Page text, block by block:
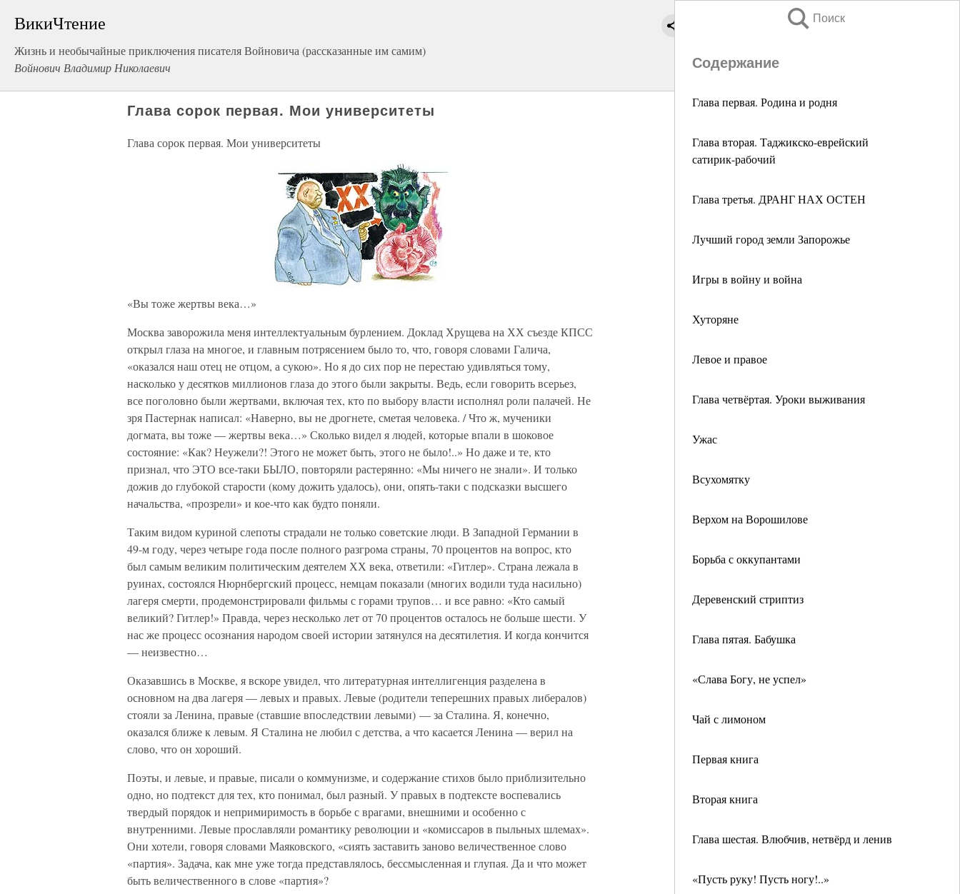
ВикиЧтение
Жизнь и необычайные приключения писателя Войновича (рассказанные им самим)
Войнович Владимир Николаевич
Поиск
Содержание
Глава первая. Родина и родня
Глава вторая. Таджикско-еврейский
сатирик-рабочий
Глава третья. ДРАНГ НАХ ОСТЕН
Лучший город земли Запорожье
Игры в войну и война
Хуторяне
Левое и правое
Глава четвёртая. Уроки выживания
Ужас
Всухомятку
Верхом на Ворошилове
Борьба с оккупантами
Деревенский стриптиз
Глава пятая. Бабушка
«Слава Богу, не успел»
Чай с лимоном
Первая книга
Вторая книга
Глава шестая. Влюбчив, нетвёрд и ленив
«Пусть руку! Пусть ногу!..»
Глава сорок первая. Мои университеты
Глава сорок первая. Мои университеты
«Вы тоже жертвы века…»
Москва заворожила меня интеллектуальным бурлением. Доклад Хрущева на ХХ съезде КПСС
открыл глаза на многое, и главным потрясением было то, что, говоря словами Галича,
«оказался наш отец не отцом, а сукою». Но я до сих пор не перестаю удивляться тому,
насколько у десятков миллионов глаза до этого были закрыты. Ведь, если говорить всерьез,
все поголовно были жертвами, включая тех, кто по выбору власти исполнял роли палачей. Не
зря Пастернак написал: «Наверно, вы не дрогнете, сметая человека. / Что ж, мученики
догмата, вы тоже — жертвы века…» Сколько видел я людей, которые впали в шоковое
состояние: «Как? Неужели?! Этого не может быть, этого не было!..» Но даже и те, кто
признал, что ЭТО все-таки БЫЛО, повторяли растерянно: «Мы ничего не знали». И только
дожив до глубокой старости (кому дожить удалось), они, опять-таки с подсказки высшего
начальства, «прозрели» и кое-что как будто поняли.
Таким видом куриной слепоты страдали не только советские люди. В Западной Германии в
49-м году, через четыре года после полного разгрома страны, 70 процентов на вопрос, кто
был самым великим политическим деятелем ХХ века, ответили: «Гитлер». Страна лежала в
руинах, состоялся Нюрнбергский процесс, немцам показали (многих водили туда насильно)
лагеря смерти, продемонстрировали фильмы с горами трупов… и все равно: «Кто самый
великий? Гитлер!» Правда, через несколько лет от 70 процентов осталось не больше шести. У
нас же процесс осознания народом своей истории затянулся на десятилетия. И когда кончится
— неизвестно…
Оказавшись в Москве, я вскоре увидел, что литературная интеллигенция разделена в
основном на два лагеря — левых и правых. Левые (родители теперешних правых либералов)
стояли за Ленина, правые (ставшие впоследствии левыми) — за Сталина. Я, конечно,
оказался ближе к левым. Я Сталина не любил с детства, а что касается Ленина — верил на
слово, что он хороший.
Поэты, и левые, и правые, писали о коммунизме, и содержание стихов было приблизительно
одно, но подтекст для тех, кто понимал, был разный. У правых в подтексте воспевались
твердый порядок и непримиримость в борьбе с врагами, внешними и особенно с
внутренними. Левые прославляли романтику революции и «комиссаров в пыльных шлемах».
Они хотели, говоря словами Маяковского, «сиять заставить заново величественное слово
«партия». Задача, как мне уже тогда представлялось, бессмысленная и глупая. Да и что может
быть величественного в слове «партия»?